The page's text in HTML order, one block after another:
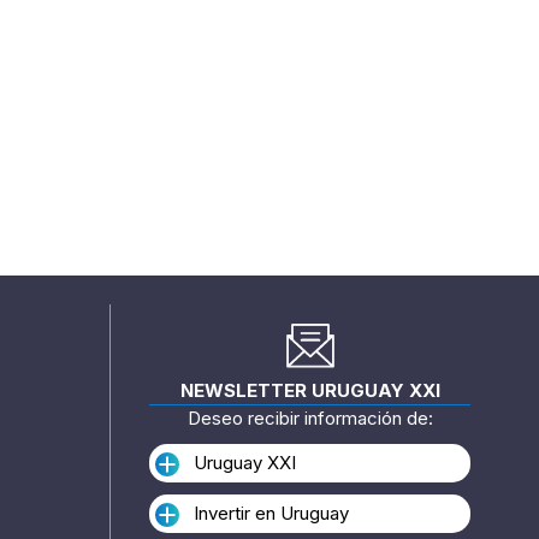
NEWSLETTER URUGUAY XXI
Deseo recibir información de:
Uruguay XXI
Invertir en Uruguay